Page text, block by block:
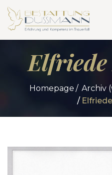
Homepage
Archiv